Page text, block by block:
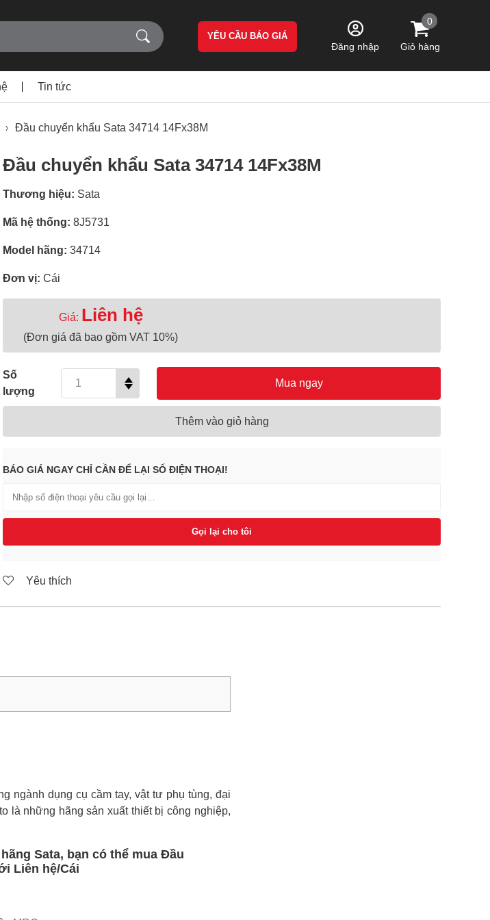
YÊU CẦU BÁO GIÁ
Đăng nhập
0
Giỏ hàng
Tin tức
Đầu chuyển khẩu Sata 34714 14Fx38M
Đầu chuyển khẩu Sata 34714 14Fx38M
Thương hiệu: Sata
Mã hệ thống: 8J5731
Model hãng: 34714
Đơn vị: Cái
Giá: Liên hệ
(Đơn giá đã bao gồm VAT 10%)
Số
lượng
Mua ngay
Thêm vào giỏ hàng
BÁO GIÁ NGAY CHỈ CẦN ĐỂ LẠI SỐ ĐIỆN THOẠI!
Gọi lại cho tôi
Yêu thích
ngành dụng cụ cầm tay, vật tư phụ tùng, đại
là những hãng sản xuất thiết bị công nghiệp,
Sata, bạn có thể mua Đầu
Liên hệ/Cái